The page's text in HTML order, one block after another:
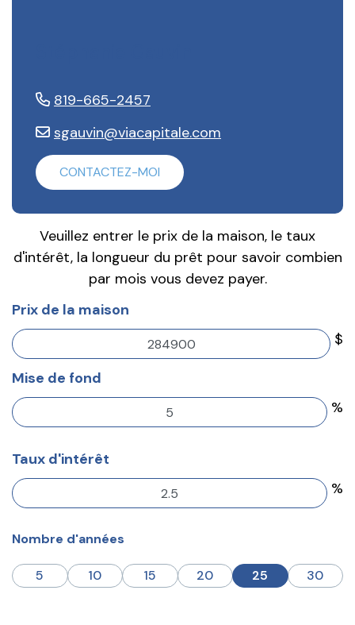
819-665-2457
sgauvin@viacapitale.com
CONTACTEZ-MOI
Veuillez entrer le prix de la maison, le taux
d'intérêt, la longueur du prêt pour savoir combien
par mois vous devez payer.
Prix de la maison
$
Mise de fond
%
Taux d'intérêt
%
Nombre d'années
5 10 15 20 25 30